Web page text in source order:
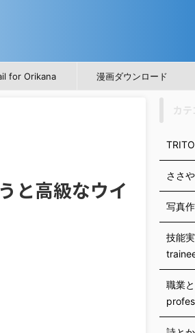
for Orikana 漫画ダウンロード
と高級なウイ
ささ
写真
技能
trainee
職業